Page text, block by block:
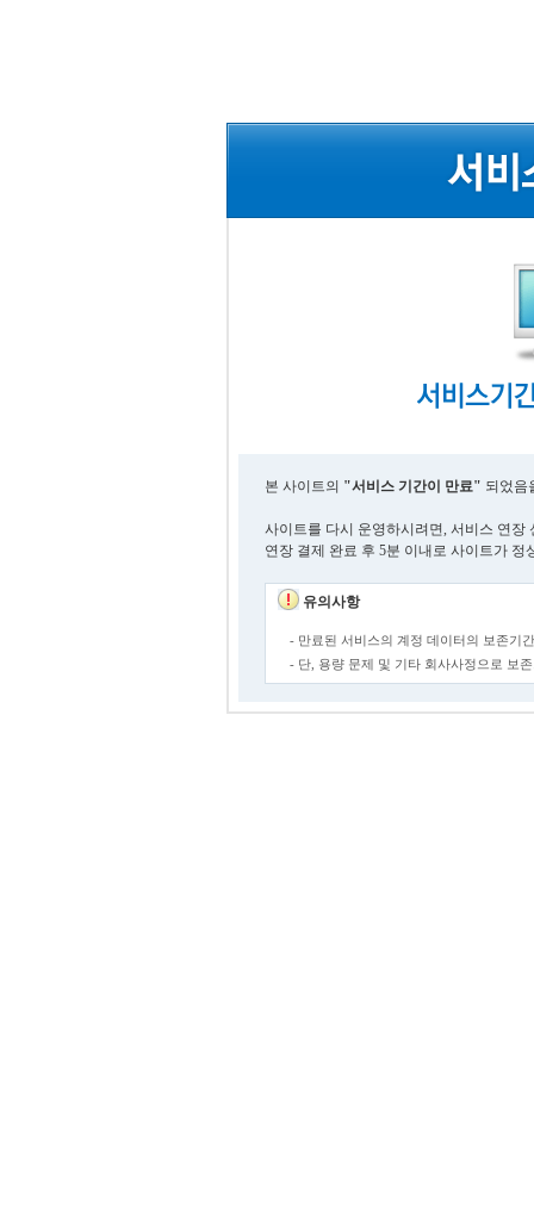
본 사이트의 "서비스 기간이 만료" 되었음
사이트를 다시 운영하시려면, 서비스 연장
연장 결제 완료 후 5분 이내로 사이트가 정
유의사항
- 만료된 서비스의 계정 데이터의 보존기
- 단, 용량 문제 및 기타 회사사정으로 보